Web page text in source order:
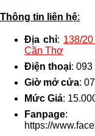
Thông tin liên hệ:
Địa chỉ: 138/
Cần Thơ
Điện thoại:
Giờ mở cửa:
Mức Giá:
Fanpage:
https://